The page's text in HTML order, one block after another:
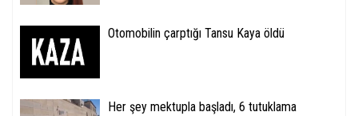
Otomobilin çarptığı Tansu Kaya öldü
Her şey mektupla başladı, 6 tutuklama